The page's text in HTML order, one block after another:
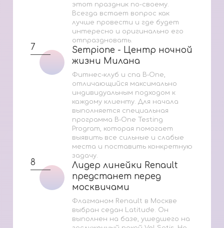
этот праздник по-своему.
Всегда встает вопрос как
лучше провести и где будет
интересно и оригинально его
отпраздновать.
7
Sempione - Центр ночной
жизни Милана
Sempione - Центр ночной
жизни Милана
Фитнес‑клуб и спа B‑One,
отличающийся максимально
индивидуальным подходом к
каждому клиенту. Для начала
выполняется специальная
программа B‑One Testing
Program, которая помогает
выявить все сильные и слабые
места и поставить конкретную
задачу.
8
Лидер линейки Renault
предстанет перед
москвичами
Лидер линейки Renault
предстанет перед
москвичами
Флагманом Renault в Москве
выбран седан Latitude. Он
выполнен на базе, ушедшего на